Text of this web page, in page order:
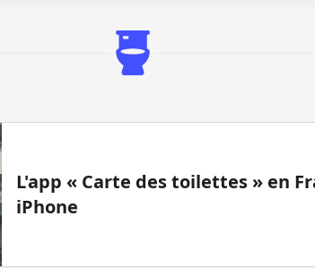
L'app « Carte des toilettes » en
iPhone